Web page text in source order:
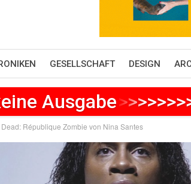
GESELLSCHAFT DESIGN
Ausgabe >>>>>>>
République Zombie von Nina Santes